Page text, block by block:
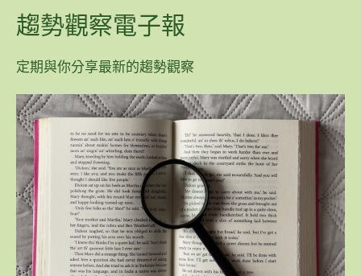
趨勢觀察電子報
定期與你分享最新的趨勢觀察